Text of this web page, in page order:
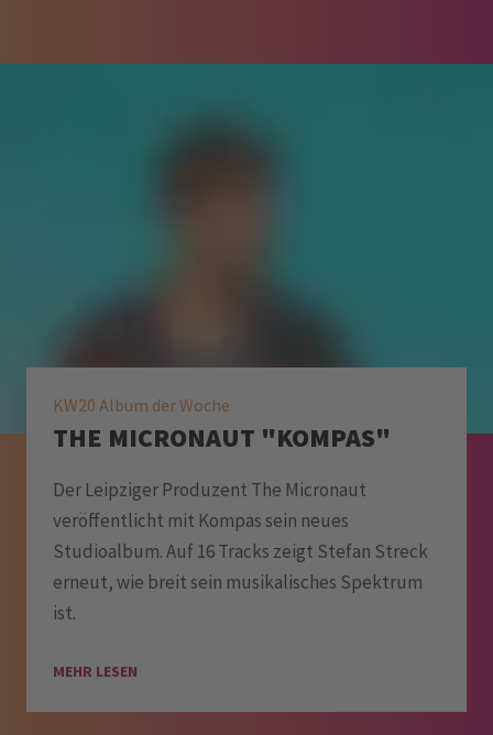
KW20 Album der Woche
THE MICRONAUT "KOMPAS"
Der Leipziger Produzent The Micronaut
veröffentlicht mit Kompas sein neues
Studioalbum. Auf 16 Tracks zeigt Stefan Streck
erneut, wie breit sein musikalisches Spektrum
ist.
MEHR LESEN